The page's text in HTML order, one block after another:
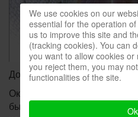
До других воблеров просто
Около 18-00 Юрген
было пообедать и
We use cookies on our
essential for the operation
us to improve this site and
(tracking cookies). You can
you want to allow cookies
you reject them, you may
functionalities of the site.
Ok